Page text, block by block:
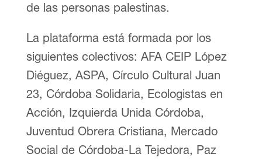
de las personas palestinas.
La plataforma está formada por los
siguientes colectivos: AFA CEIP López
Diéguez, ASPA, Círculo Cultural Juan
23, Córdoba Solidaria, Ecologistas en
Acción, Izquierda Unida Córdoba,
Juventud Obrera Cristiana, Mercado
Social de Córdoba-La Tejedora, Paz